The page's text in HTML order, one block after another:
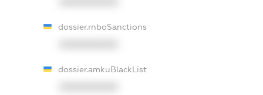
dossier.rnboSanctions
dossier.amkuBlackList